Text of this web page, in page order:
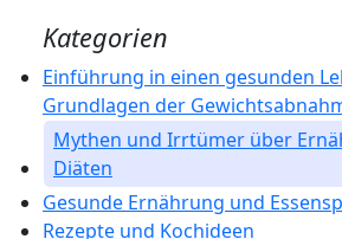
Kategorien
Einführung in einen gesunden
Grundlagen der
Mythen und Irrtümer über
Diäten
Gesunde Ernährung und
Rezepte und Kochideen